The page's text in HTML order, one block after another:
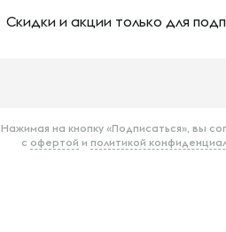
Скидки и акции только для
Нажимая на кнопку «Подписаться», вы
с офертой и политикой